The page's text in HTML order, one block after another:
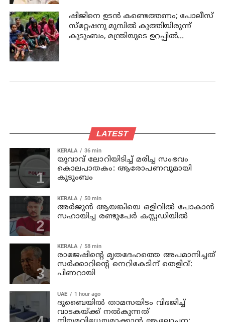
ഷിജിനെ ഉടന്‍ കണ്ടെത്തണം; പോലീസ്
സ്‌റ്റേഷനു മുമ്പില്‍ കുത്തിയിരുന്ന്
കുടുംബം, മന്ത്രിയുടെ ഉറപ്പില്‍
LATEST
KERALA 36 min
യുവാവ് ലോറിയിടിച്ച് മരിച്ച സംഭവം
കൊലപാതകം: ആരോപണവുമായി
കുടുംബം
KERALA 50 min
അര്‍ജുന്‍ ആയങ്കിയെ ഒളിവില്‍ പോകാന്‍
സഹായിച്ച രണ്ടുപേര്‍ കസ്റ്റഡിയില്‍
KERALA 58 min
രാജേഷിന്റെ മൃതദേഹത്തെ അപമാനിച്ചത്
സര്‍ക്കാറിന്റെ നെറികേടിന് തെളിവ്:
പിണറായി
UAE 1 hour ago
ദുബൈയിൽ താമസയിടം വിഭജിച്ച്
വാടകയ്ക്ക് നൽകുന്നത്